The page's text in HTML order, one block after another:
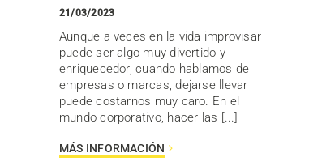
21/03/2023
Aunque a veces en la vida improvisar
puede ser algo muy divertido y
enriquecedor, cuando hablamos de
empresas o marcas, dejarse llevar
puede costarnos muy caro. En el
mundo corporativo, hacer las [...]
MÁS INFORMACIÓN